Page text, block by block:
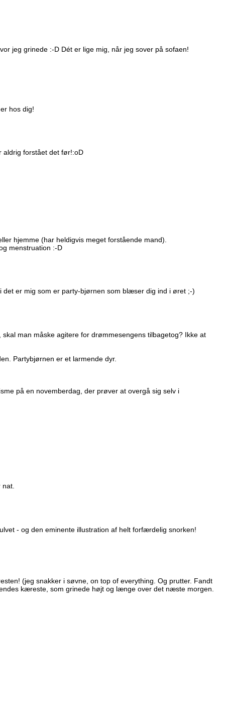
jeg grinede :-D Dét er lige mig, når jeg sover på sofaen!
hos dig!
aldrig forstået det før!:oD
hjemme (har heldigvis meget forstående mand).
menstruation :-D
er mig som er party-bjørnen som blæser dig ind i øret ;-)
man måske agitere for drømmesengens tilbagetog? Ikke at
Partybjørnen er et larmende dyr.
på en novemberdag, der prøver at overgå sig selv i
- og den eminente illustration af helt forfærdelig snorken!
(jeg snakker i søvne, on top of everything. Og prutter. Fandt
kæreste, som grinede højt og længe over det næste morgen.